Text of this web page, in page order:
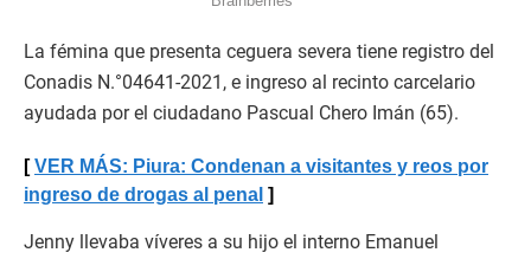
La fémina que presenta ceguera severa tiene registro del
Conadis N.°04641-2021, e ingreso al recinto carcelario
ayudada por el ciudadano Pascual Chero Imán (65).
VER MÁS: Piura: Condenan a visitantes y reos por
ingreso de drogas al penal
Jenny llevaba víveres a su hijo el interno Emanuel